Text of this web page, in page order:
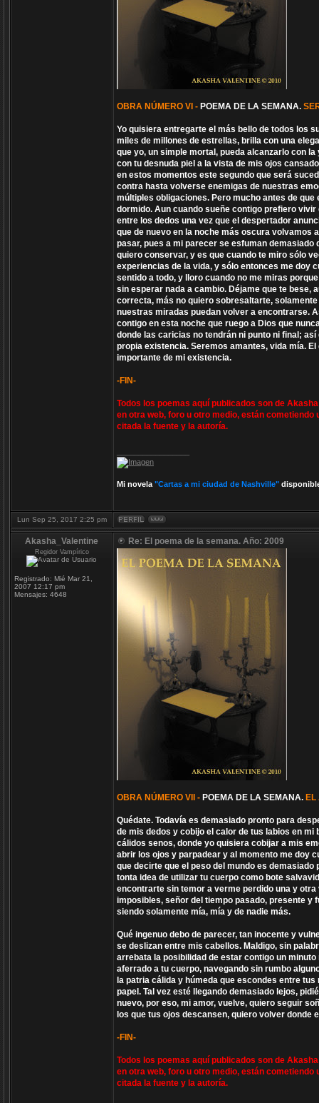
OBRA NÚMERO VI - POEMA DE LA SEMANA.
Yo quisiera entregarte el más bello de todos los
miles de millones de estrellas, brilla con una
que yo, un simple mortal, pueda alcanzarlo con
con tu desnuda piel a la vista de mis ojos
en estos momentos este segundo que será
contra hasta volverse enemigas de nuestras
múltiples obligaciones. Pero mucho antes de
dormido. Aun cuando sueñe contigo prefiero
entre los dedos una vez que el despertador
que de nuevo en la noche más oscura volvamos
pasar, pues a mi parecer se esfuman
quiero conservar, y es que cuando te miro sólo
experiencias de la vida, y sólo entonces me doy
sentido a todo, y lloro cuando no me miras
sin esperar nada a cambio. Déjame que te bese,
correcta, más no quiero sobresaltarte,
nuestras miradas puedan volver a encontrarse.
contigo en esta noche que ruego a Dios que
donde las caricias no tendrán ni punto ni final;
propia existencia. Seremos amantes, vida mía.
importante de mi existencia.
-FIN-
Todos los poemas aquí publicados son de
en otra web, foro u otro medio, están
citada la fuente y la autoría.
Mi novela "Cartas a mi ciudad de Nashville"
Lun Sep 25, 2017 2:25 pm
Akasha_Valentine
Regidor Vampírico
Registrado: Mié Mar 21,
2007 12:17 pm
Mensajes: 4648
Re: El poema de la semana. Año: 2009
OBRA NÚMERO VII - POEMA DE LA SEMANA. EL
Quédate. Todavía es demasiado pronto para
de mis dedos y cobijo el calor de tus labios en
cálidos senos, donde yo quisiera cobijar a mis
abrir los ojos y parpadear y al momento me doy
que decirte que el peso del mundo es
tonta idea de utilizar tu cuerpo como bote
encontrarte sin temor a verme perdido una y
imposibles, señor del tiempo pasado, presente y
siendo solamente mía, mía y de nadie más.
Qué ingenuo debo de parecer, tan inocente y
se deslizan entre mis cabellos. Maldigo, sin
arrebata la posibilidad de estar contigo un
aferrado a tu cuerpo, navegando sin rumbo
la patria cálida y húmeda que escondes entre
papel. Tal vez esté llegando demasiado lejos,
nuevo, por eso, mi amor, vuelve, quiero seguir
los que tus ojos descansen, quiero volver donde
-FIN-
Todos los poemas aquí publicados son de
en otra web, foro u otro medio, están
citada la fuente y la autoría.